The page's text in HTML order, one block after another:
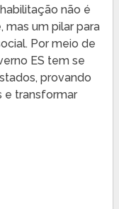
não é
mas um pilar para
Por meio de
ES tem se
provando
e transformar